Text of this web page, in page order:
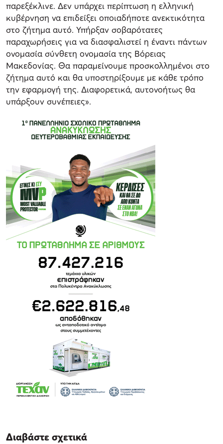
παρεξέκλινε. Δεν υπάρχει περίπτωση η ελληνική
κυβέρνηση να επιδείξει οποιαδήποτε ανεκτικότητα
στο ζήτημα αυτό. Υπήρξαν σοβαρότατες
παραχωρήσεις για να διασφαλιστεί η έναντι πάντων
ονομασία σύνθετη ονομασία της Βόρειας
Μακεδονίας. Θα παραμείνουμε προσκολλημένοι στο
ζήτημα αυτό και θα υποστηρίξουμε με κάθε τρόπο
την εφαρμογή της. Διαφορετικά, αυτονοήτως θα
υπάρξουν συνέπειες».
Διαβάστε σχετικά